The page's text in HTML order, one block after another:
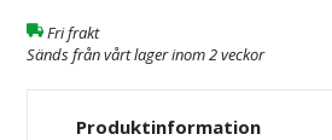
Fri frakt
Sänds från vårt lager inom 2 veckor
Produktinformation